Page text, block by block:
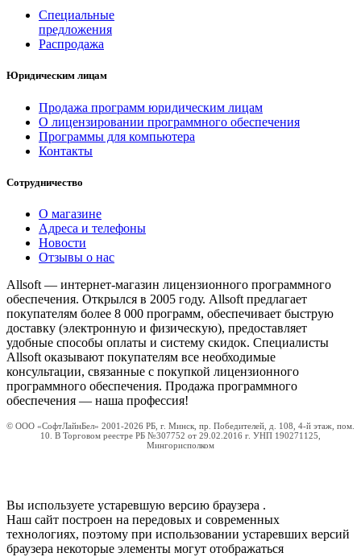
Специальные
предложения
Распродажа
Юридическим лицам
Продажа программ юридическим лицам
О лицензировании программного обеспечения
Программы для компьютера
Контакты
Сотрудничество
О магазине
Адреса и телефоны
Новости
Отзывы о нас
Allsoft — интернет-магазин лицензионного программного
обеспечения. Открылся в 2005 году. Allsoft предлагает
покупателям более 8 000 программ, обеспечивает быструю
доставку (электронную и физическую), предоставляет
удобные способы оплаты и систему скидок. Специалисты
Allsoft оказывают покупателям все необходимые
консультации, связанные с покупкой лицензионного
программного обеспечения. Продажа программного
обеспечения — наша профессия!
© ООО «СофтЛайнБел» 2001-2026 РБ, г. Минск, пр. Победителей, д. 108, 4-й этаж, пом.
10. В Торговом реестре РБ №307752 от 29.02.2016 г. УНП 190271125,
Мингорисполком
Вы используете устаревшую версию браузера .
Наш сайт построен на передовых и современных
технологиях, поэтому при использовании устаревших версий
браузера некоторые элементы могут отображаться